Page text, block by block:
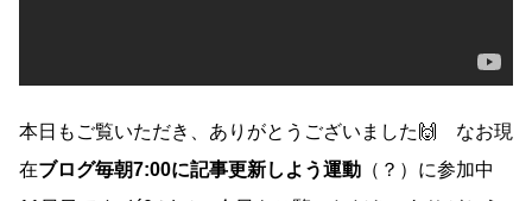
本日もご覧いただき、ありがとうございました🙌 なお現
在ブログ毎朝7:00に記事更新しよう運動 （？）に参加中